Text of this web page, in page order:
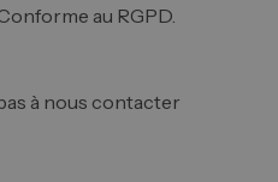
au RGPD.
à nous contacter